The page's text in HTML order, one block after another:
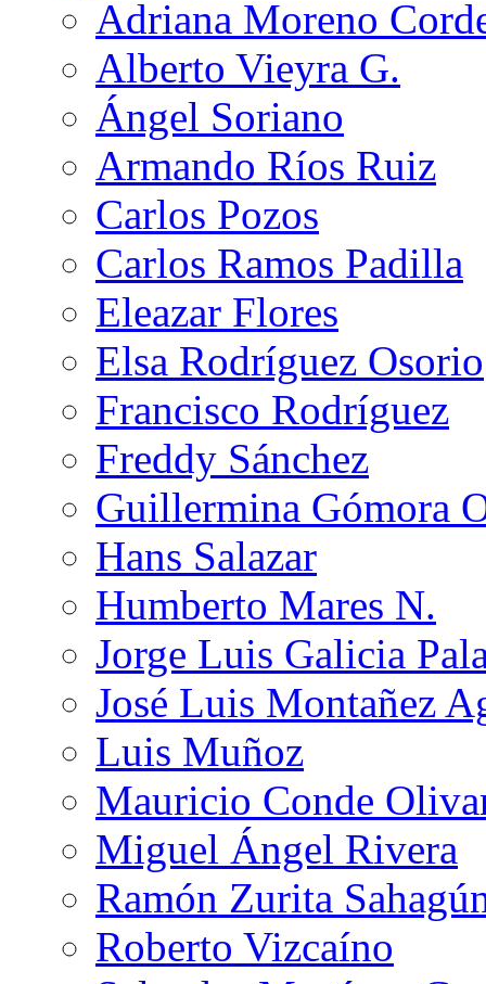
Adriana Moreno
Alberto Vieyra G.
Ángel Soriano
Armando Ríos Ruiz
Carlos Pozos
Carlos Ramos Padilla
Eleazar Flores
Elsa Rodríguez Osorio
Francisco Rodríguez
Freddy Sánchez
Guillermina Gómora
Hans Salazar
Humberto Mares N.
Jorge Luis Galicia
José Luis Montañez
Luis Muñoz
Mauricio Conde
Miguel Ángel Rivera
Ramón Zurita
Roberto Vizcaíno